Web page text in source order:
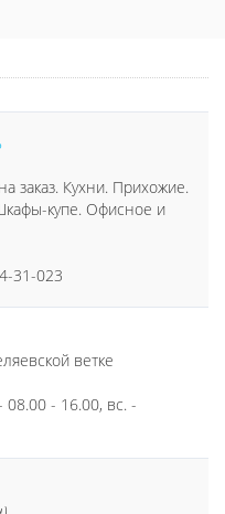
заказ. Кухни. Прихожие.
купе. Офисное и
31-023
ветке
- 16.00, вс. -